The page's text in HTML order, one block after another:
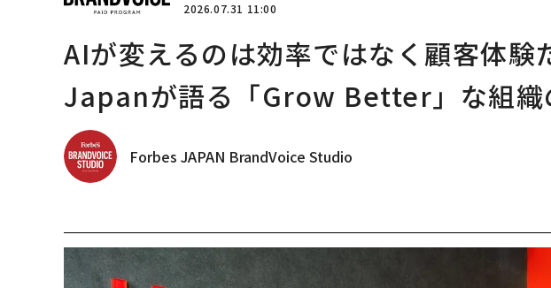
2026.07.31 11:00
AIが変えるのは効率ではなく顧客体
Japanが語る「Grow Better」な組織
Forbes JAPAN BrandVoice Studio